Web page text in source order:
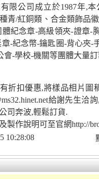
限公司成立於1987年,
青/紅銅類、合金類飾品
體紀念章-高級領夾-證章-
-紀念幣-鑰匙圈-背心夾-
會-學校-機關等團體大量
折扣優惠,將樣品相片圖
給謝先生洽
司奔波,輕鬆訂貨.
製作說明可至官網http://
10:28:08